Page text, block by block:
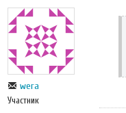
wera
Участник